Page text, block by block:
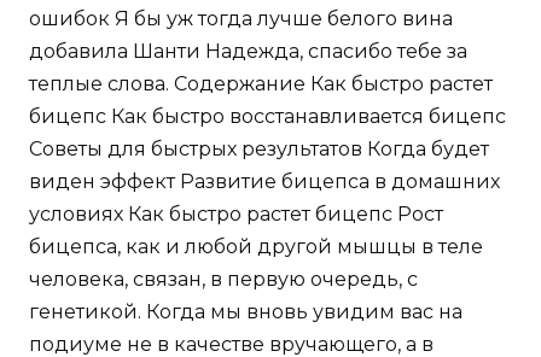
ошибок Я бы уж тогда лучше белого вина
добавила Шанти Надежда, спасибо тебе за
теплые слова. Содержание Как быстро растет
бицепс Как быстро восстанавливается бицепс
Советы для быстрых результатов Когда будет
виден эффект Развитие бицепса в домашних
условиях Как быстро растет бицепс Рост
бицепса, как и любой другой мышцы в теле
человека, связан, в первую очередь, с
генетикой. Когда мы вновь увидим вас на
подиуме не в качестве вручающего, а в